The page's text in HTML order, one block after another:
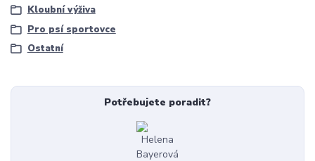
Kloubní výživa
Pro psí sportovce
Ostatní
Potřebujete poradit?